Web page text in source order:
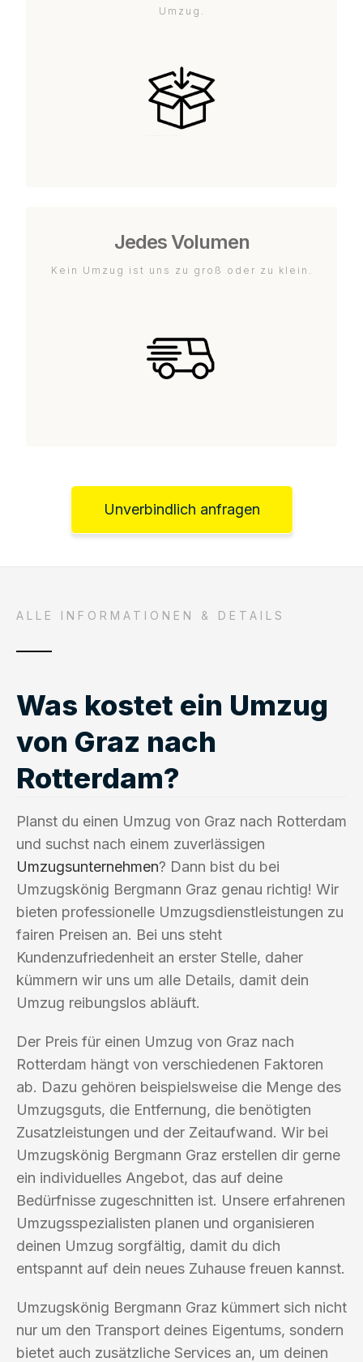
Umzug.
Jedes Volumen
Kein Umzug ist uns zu groß oder zu klein.
Unverbindlich anfragen
ALLE INFORMATIONEN & DETAILS
Was kostet ein Umzug
von Graz nach
Rotterdam?
Planst du einen Umzug von Graz nach Rotterdam
und suchst nach einem zuverlässigen
Umzugsunternehmen? Dann bist du bei
Umzugskönig Bergmann Graz genau richtig! Wir
bieten professionelle Umzugsdienstleistungen zu
fairen Preisen an. Bei uns steht
Kundenzufriedenheit an erster Stelle, daher
kümmern wir uns um alle Details, damit dein
Umzug reibungslos abläuft.
Der Preis für einen Umzug von Graz nach
Rotterdam hängt von verschiedenen Faktoren
ab. Dazu gehören beispielsweise die Menge des
Umzugsguts, die Entfernung, die benötigten
Zusatzleistungen und der Zeitaufwand. Wir bei
Umzugskönig Bergmann Graz erstellen dir gerne
ein individuelles Angebot, das auf deine
Bedürfnisse zugeschnitten ist. Unsere erfahrenen
Umzugsspezialisten planen und organisieren
deinen Umzug sorgfältig, damit du dich
entspannt auf dein neues Zuhause freuen kannst.
Umzugskönig Bergmann Graz kümmert sich nicht
nur um den Transport deines Eigentums, sondern
bietet auch zusätzliche Services an, um deinen